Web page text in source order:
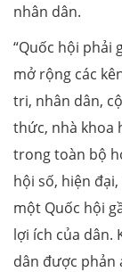
nhân dân.
“Quốc hội phải
mở rộng các
tri, nhân dân,
thức, nhà khoa
trong toàn bộ
hội số, hiện
một Quốc hội
lợi ích của dân.
dân được phản